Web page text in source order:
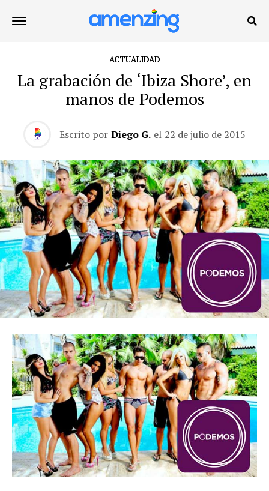
ACTUALIDAD
La grabación de ‘Ibiza Shore’, en
manos de Podemos
Escrito por Diego G. el 22 de julio de 2015